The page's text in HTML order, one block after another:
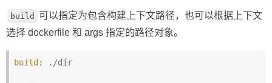
build
可以指定为包含构建上下文路径，也可以根据上下文
选择 dockerfile 和 args 指定的路径对象。
build: ./dir